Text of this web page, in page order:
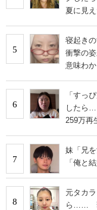
夏に見え
5
寝起き
衝撃の
意味わか
6
「すっ
したら
259万再
7
妹「兄
「俺と
8
元タカ
ら…… 華